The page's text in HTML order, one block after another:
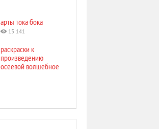
арты тока бока
15 141
раскраски к
произведению
осеевой волшебное